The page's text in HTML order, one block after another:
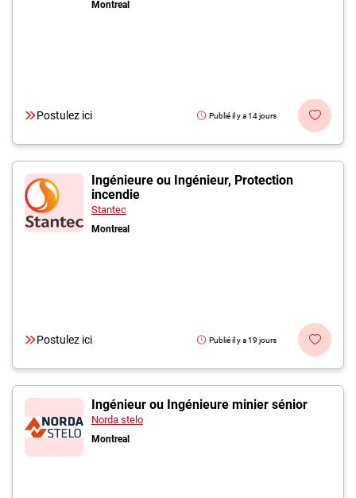
Montreal
Postulez ici Publié il y a 14 jours
Ingénieure ou Ingénieur, Protection
incendie
Stantec
Montreal
Postulez ici Publié il y a 19 jours
Ingénieur ou Ingénieure minier sénior
Norda stelo
Montreal